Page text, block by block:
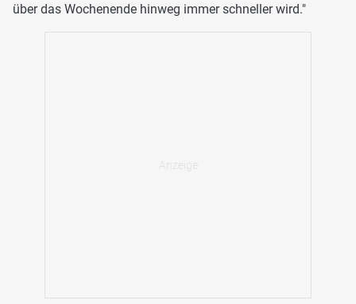
über das Wochenende hinweg immer schneller wird."